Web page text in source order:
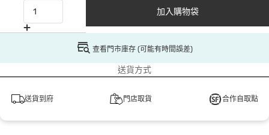
加入購物袋
查看門市庫存 (可能有時間誤差)
送貨方式
送貨到府 門店取貨 合作自取點